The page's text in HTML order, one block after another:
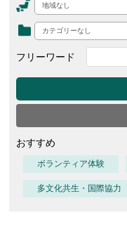
地域なし
カテゴリーなし
フリーワード
おすすめ
ボランティア体験
多文化共生・国際協力